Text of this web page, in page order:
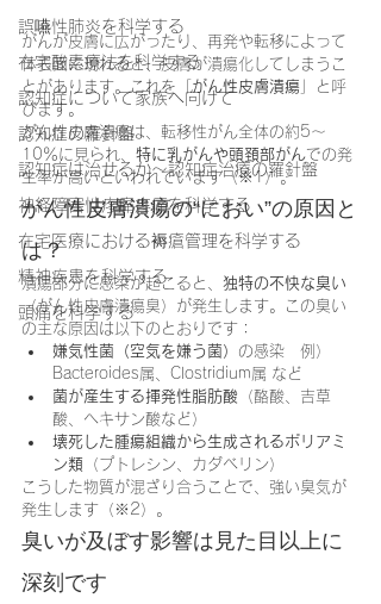
誤嚥性肺炎を科学する
在宅酸素療法を科学する
認知症について家族へ向けて
認知症の羅針盤
認知症は治せるか～認知症治療の羅針盤
神経障害性疼痛疼痛を科学する
在宅医療における褥瘡管理を科学する
精神疾患を科学する
頭痛を科学する
がんが皮膚に広がったり、再発や転移によって
体表面に現れると、皮膚が潰瘍化してしまうこ
とがあります。これを「 がん性皮膚潰瘍 」と呼
びます。
がん性皮膚潰瘍は、転移性がん全体の約5〜
10％に見られ、 特に乳がんや頭頚部がんでの発
生率が高いといわれています（※1）。
がん性皮膚潰瘍の“におい”の原因と
は？
潰瘍部分に感染が起こると、 独特の不快な臭い
（がん性皮膚潰瘍臭）が発生します。この臭い
の主な原因は以下のとおりです：
嫌気性菌（空気を嫌う菌） の感染　例）
Bacteroides属、Clostridium属 など
菌が産生する揮発性脂肪酸 （酪酸、吉草
酸、ヘキサン酸など）
壊死した腫瘍組織から生成されるポリアミ
ン類 （プトレシン、カダベリン）
こうした物質が混ざり合うことで、強い臭気が
発生します（※2）。
臭いが及ぼす影響は見た目以上に
深刻です